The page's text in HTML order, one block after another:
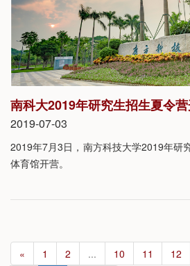
南科大2019年研究生招生夏令
2019-07-03
2019年7月3日，南方科技大学2019年研
体育馆开营。
« 1 2 ... 10 11 12